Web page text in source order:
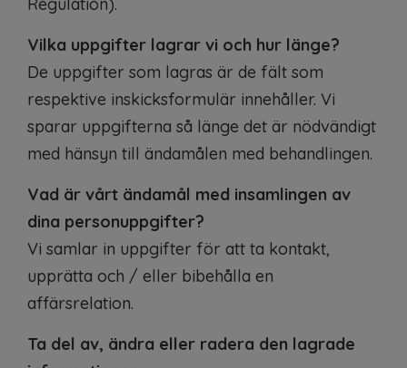
Vilka uppgifter lagrar vi och hur länge?
De uppgifter som lagras är de fält som
respektive inskicksformulär innehåller. Vi
sparar uppgifterna så länge det är nödvändigt
med hänsyn till ändamålen med behandlingen.
Vad är vårt ändamål med insamlingen av
dina personuppgifter?
Vi samlar in uppgifter för att ta kontakt,
upprätta och / eller bibehålla en
affärsrelation.
Ta del av, ändra eller radera den lagrade